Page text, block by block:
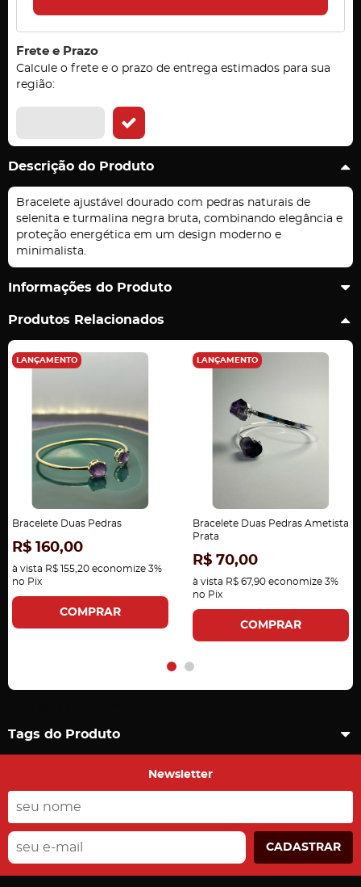
Frete e Prazo
Calcule o frete e o prazo de entrega estimados para sua
região:
Descrição do Produto
Bracelete ajustável dourado com pedras naturais de
selenita e turmalina negra bruta, combinando elegância e
proteção energética em um design moderno e
minimalista.
Informações do Produto
Produtos Relacionados
LANÇAMENTO
Bracelete Duas Pedras
R$ 160,00
à vista R$ 155,20 economize 3%
no Pix
COMPRAR
LANÇAMENTO
Bracelete Duas Pedras Ametista
Prata
R$ 70,00
à vista R$ 67,90 economize 3%
no Pix
COMPRAR
Tags do Produto
Newsletter
CADASTRAR